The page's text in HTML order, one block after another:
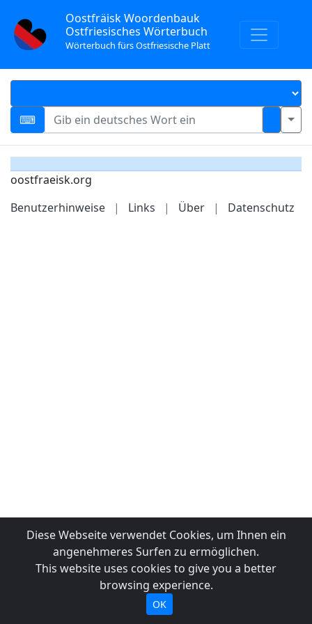
Oostfräisk Woordenbauk
Ostfriesisches Wörterbuch
Wörterbuch fürs Ostfriesische Platt
oostfraeisk.org
Benutzerhinweise
| Links | Über | Datenschutz
Diese Webseite verwendet Cookies, um Ihnen ein
angenehmeres Surfen zu ermöglichen.
This website uses cookies to give you a better
browsing experience.
OK